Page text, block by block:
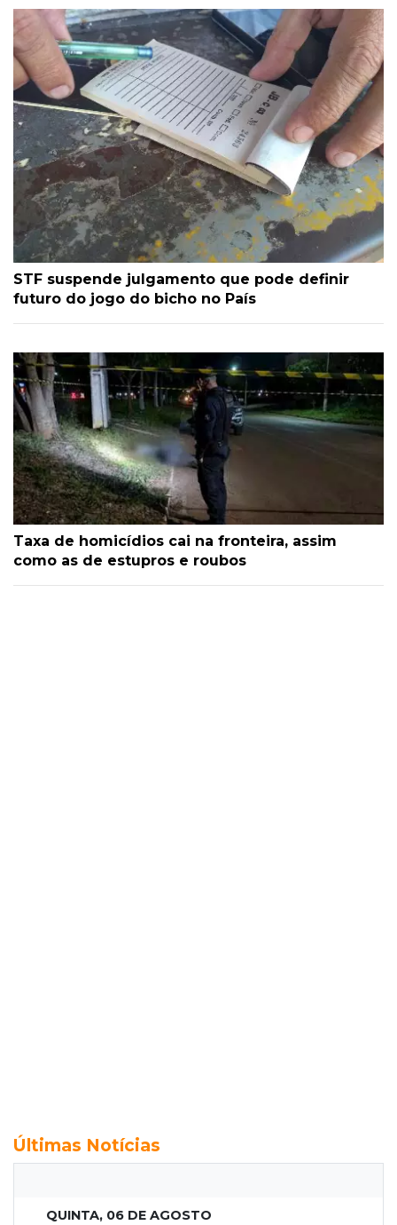
STF suspende julgamento que pode definir
futuro do jogo do bicho no País
Taxa de homicídios cai na fronteira, assim
como as de estupros e roubos
Últimas Notícias
QUINTA, 06 DE AGOSTO